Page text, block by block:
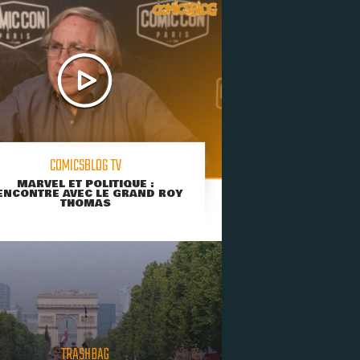
COMICSBLOG TV
MARVEL ET POLITIQUE :
AVEC LE GRAND ROY
THOMAS
TRASHBAG